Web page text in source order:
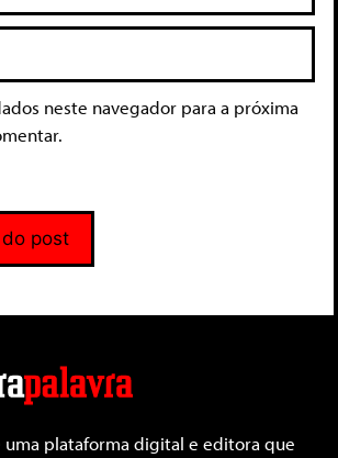
neste navegador para a próxima
uma plataforma digital e editora que